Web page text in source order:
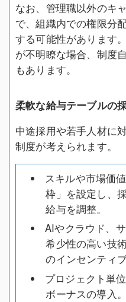
なお、管理職以外のキ
で、組織内での権限分
する可能性があります
が不明瞭な場合、制度
もあります。
柔軟な給与テーブルの
中途採用や若手人材に
制度が考えられます。
スキルや市場価
枠」を設定し、
給与を調整。
AIやクラウド、
希少性の高い技
のインセンティ
プロジェクト単
ボーナスの導入。